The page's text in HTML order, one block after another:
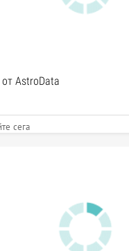
AstroData
сега